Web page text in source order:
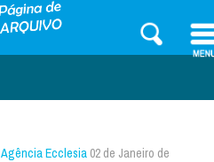
Agência Ecclesia 02 de Janeiro de